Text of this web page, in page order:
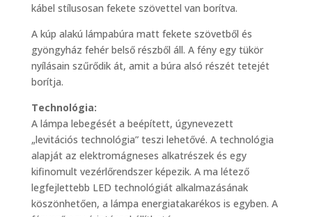
kábel stílusosan fekete szövettel van borítva.
A kúp alakú lámpabúra matt fekete szövetből és
gyöngyház fehér belső részből áll. A fény egy tükör
nyílásain szűrődik át, amit a búra alsó részét tetejét
borítja.
Technológia:
A lámpa lebegését a beépített, úgynevezett
„levitációs technológia” teszi lehetővé. A technológia
alapját az elektromágneses alkatrészek és egy
kifinomult vezérlőrendszer képezik. A ma létező
legfejlettebb LED technológiát alkalmazásának
köszönhetően, a lámpa energiatakarékos is egyben. A